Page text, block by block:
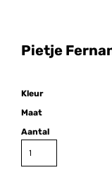
Pietje
Kleur
Maat
Aantal